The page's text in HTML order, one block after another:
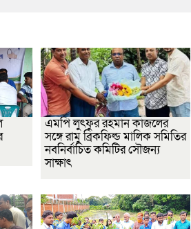
এমপি লুৎফুর রহমান কাজলের
সঙ্গে রামু ব্রিকফিল্ড মালিক সমিতির
নবনির্বাচিত কমিটির সৌজন্য
সাক্ষাৎ